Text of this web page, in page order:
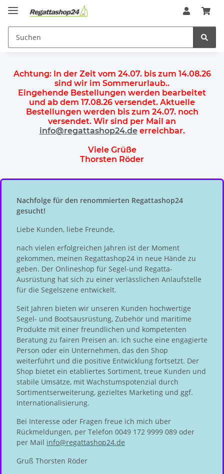
Achtung: In der Zeit vom 24.07. bis zum 14.08.26
sind wir im Sommerurlaub..
Eingehende Bestellungen werden bearbeitet
und ab dem 17.08.26 versendet. Aktuelle
Bestellungen werden bis zum 24.07.noch
versendet. Wir sind per Mail an
info@regattashop24.deerreichbar.
Viele Grüße
Thorsten Röder
Nachfolge für den renommierten Regattashop24
gesucht!
Liebe Kunden, liebe Freunde,
nach vielen erfolgreichen Jahren ist der Moment
gekommen, meinen Regattashop24 in neue Hände zu
geben. Der Onlineshop für Segel-und Regatta-
Ausrüstung hat sich zu einer verlässlichen Anlaufstelle
für die Segelszene entwickelt.
Seit Jahren bieten wir unseren Kunden hochwertige
Segel- und Bootsausrüstung, Zubehör und maritime
Produkte mit einer freundlichen und kompetenten
Beratung zu fairen Preisen an. Ich suche eine engagierte
Person oder ein Unternehmen, das den Shop
weiterführt und die positive Entwicklung fortsetzt. Der
Shop bietet ein etabliertes Sortiment, treue Kunden und
stabile Umsätze, mit Wachstumspotenzial durch
Sortimentserweiterung, gezieltes Marketing und ggf.
Internationalisierung.
Bei Interesse oder Fragen freue ich mich über
Rückmeldungen, per Telefon 0049 172 9999 089 oder
per Mail info@regattashop24.de
Gruß Thorsten Röder